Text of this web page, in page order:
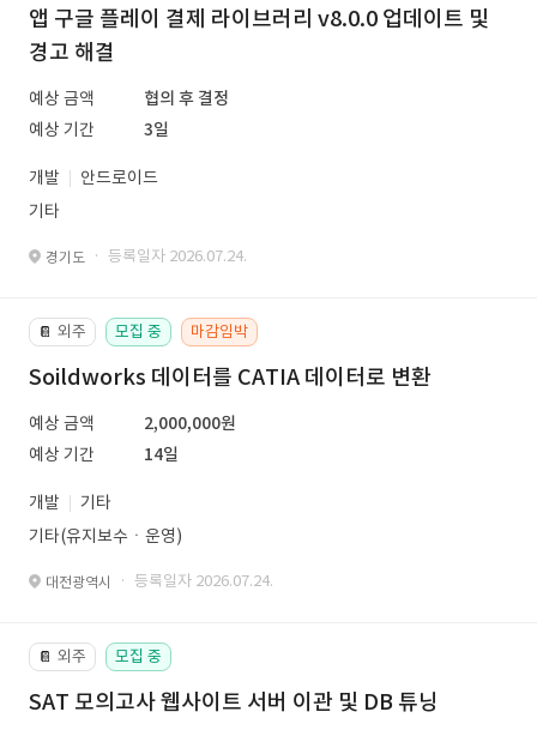
앱 구글 플레이 결제 라이브러리 v8.0.0 업데이트 및
경고 해결
예상 금액
협의 후 결정
예상 기간
3일
개발
안드로이드
기타
경기도 · 등록일자 2026.07.24.
📔 외주 모집 중 마감임박
Soildworks 데이터를 CATIA 데이터로 변환
예상 금액
2,000,000원
예상 기간
14일
개발
기타
기타(유지보수ㆍ운영)
대전광역시 · 등록일자 2026.07.24.
📔 외주 모집 중
SAT 모의고사 웹사이트 서버 이관 및 DB 튜닝